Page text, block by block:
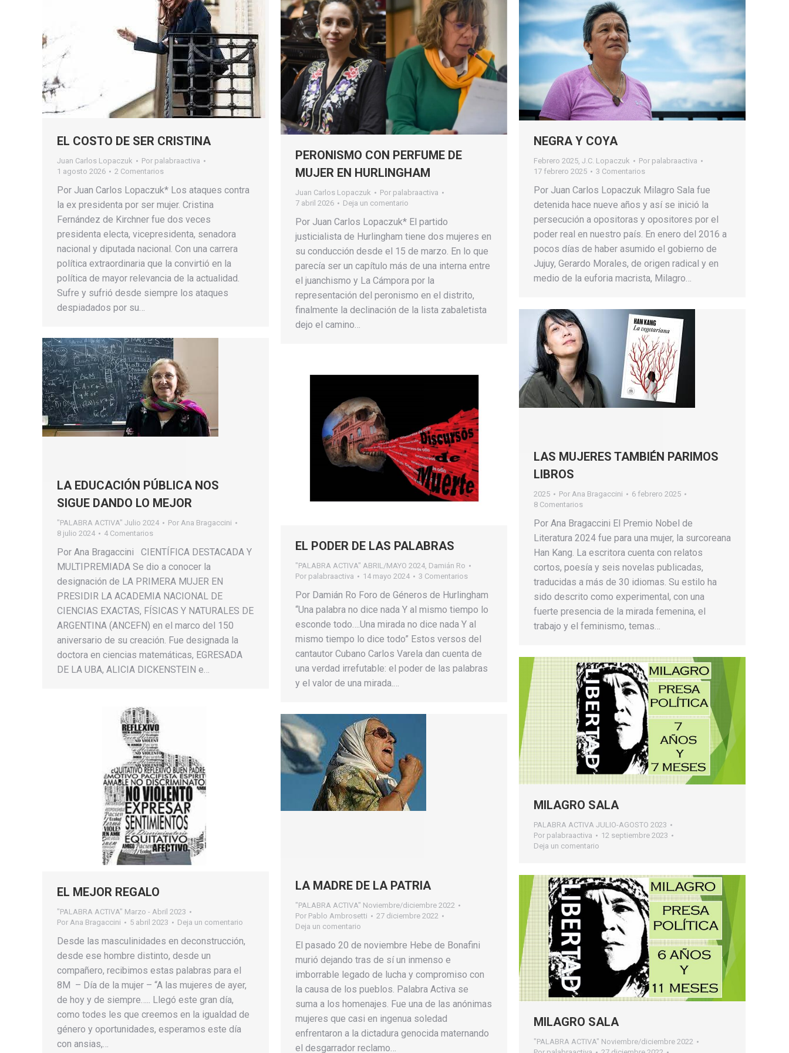
EL COSTO DE SER CRISTINA
Juan Carlos Lopaczuk Por palabraactiva
1 agosto 2026
2 Comentarios
Por Juan Carlos Lopaczuk* Los ataques contra
la ex presidenta por ser mujer. Cristina
Fernández de Kirchner fue dos veces
presidenta electa, vicepresidenta, senadora
nacional y diputada nacional. Con una carrera
política extraordinaria que la convirtió en la
política de mayor relevancia de la actualidad.
Sufre y sufrió desde siempre los ataques
despiadados por su…
PERONISMO CON PERFUME DE
MUJER EN HURLINGHAM
Juan Carlos Lopaczuk Por palabraactiva
7 abril 2026
Deja un comentario
Por Juan Carlos Lopaczuk* El partido
justicialista de Hurlingham tiene dos mujeres en
su conducción desde el 15 de marzo. En lo que
parecía ser un capítulo más de una interna entre
el juanchismo y La Cámpora por la
representación del peronismo en el distrito,
finalmente la declinación de la lista zabaletista
dejo el camino…
NEGRA Y COYA
Febrero 2025, J.C. Lopaczuk Por palabraactiva
17 febrero 2025
3 Comentarios
Por Juan Carlos Lopaczuk Milagro Sala fue
detenida hace nueve años y así se inició la
persecución a opositoras y opositores por el
poder real en nuestro país. En enero del 2016 a
pocos días de haber asumido el gobierno de
Jujuy, Gerardo Morales, de origen radical y en
medio de la euforia macrista, Milagro…
LAS MUJERES TAMBIÉN PARIMOS
LIBROS
2025 Por Ana Bragaccini
6 febrero 2025
8 Comentarios
Por Ana Bragaccini El Premio Nobel de
Literatura 2024 fue para una mujer, la surcoreana
Han Kang. La escritora cuenta con relatos
cortos, poesía y seis novelas publicadas,
traducidas a más de 30 idiomas. Su estilo ha
sido descrito como experimental, con una
fuerte presencia de la mirada femenina, el
trabajo y el feminismo, temas…
LA EDUCACIÓN PÚBLICA NOS
SIGUE DANDO LO MEJOR
"PALABRA ACTIVA" Julio 2024 Por Ana Bragaccini
8 julio 2024
4 Comentarios
Por Ana Bragaccini CIENTÍFICA DESTACADA Y
MULTIPREMIADA Se dio a conocer la
designación de LA PRIMERA MUJER EN
PRESIDIR LA ACADEMIA NACIONAL DE
CIENCIAS EXACTAS, FÍSICAS Y NATURALES DE
ARGENTINA (ANCEFN) en el marco del 150
aniversario de su creación. Fue designada la
doctora en ciencias matemáticas, EGRESADA
DE LA UBA, ALICIA DICKENSTEIN e…
EL PODER DE LAS PALABRAS
"PALABRA ACTIVA" ABRIL/MAYO 2024 Damián Ro
Por palabraactiva 14 mayo 2024 3 Comentarios
Por Damián Ro Foro de Géneros de Hurlingham
“Una palabra no dice nada Y al mismo tiempo lo
esconde todo….Una mirada no dice nada Y al
mismo tiempo lo dice todo” Estos versos del
cantautor Cubano Carlos Varela dan cuenta de
una verdad irrefutable: el poder de las palabras
y el valor de una mirada.…
MILAGRO SALA
PALABRA ACTIVA JULIO-AGOSTO 2023
Por palabraactiva
12 septiembre 2023
Deja un comentario
EL MEJOR REGALO
"PALABRA ACTIVA" Marzo - Abril 2023
Por Ana Bragaccini 5 abril 2023 Deja un comentario
Desde las masculinidades en deconstrucción,
desde ese hombre distinto, desde un
compañero, recibimos estas palabras para el
8M – Día de la mujer – “A las mujeres de ayer,
de hoy y de siempre….. Llegó este gran día,
como todes les que creemos en la igualdad de
género y oportunidades, esperamos este día
con ansias,…
LA MADRE DE LA PATRIA
"PALABRA ACTIVA" Noviembre/diciembre 2022
Por Pablo Ambrosetti
27 diciembre 2022
Deja un comentario
El pasado 20 de noviembre Hebe de Bonafini
murió dejando tras de sí un inmenso e
imborrable legado de lucha y compromiso con
la causa de los pueblos. Palabra Activa se
suma a los homenajes. Fue una de las anónimas
mujeres que casi en ingenua soledad
enfrentaron a la dictadura genocida maternando
el desgarrador reclamo…
MILAGRO SALA
"PALABRA ACTIVA" Noviembre/diciembre 2022